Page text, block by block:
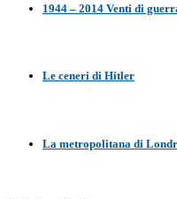
1944 – 2014 Venti di
Le ceneri di Hitler
La metropolitana di